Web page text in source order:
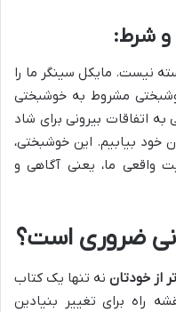
شرط:
نیست. مایکل سینگر ما را
مشروط به خوشبختی
اتفاقات بیرونی برای شاد
خود بیابیم. این خوشبختی،
واقعی ما، یعنی آگاهی و
ضروری است؟
از خودتان نه تنها یک کتاب
راه برای تغییر بنیادین